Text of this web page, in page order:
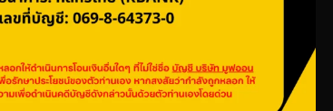
าถึงข้อมูลได้อย่างรวดเร็ว เว็บไซต์ที่โหลดช้าอาจ